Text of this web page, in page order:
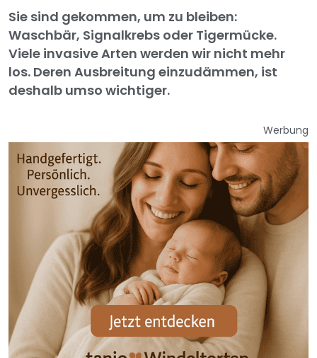
Sie sind gekommen, um zu bleiben:
Waschbär, Signalkrebs oder Tigermücke.
Viele invasive Arten werden wir nicht mehr
los. Deren Ausbreitung einzudämmen, ist
deshalb umso wichtiger.
Werbung